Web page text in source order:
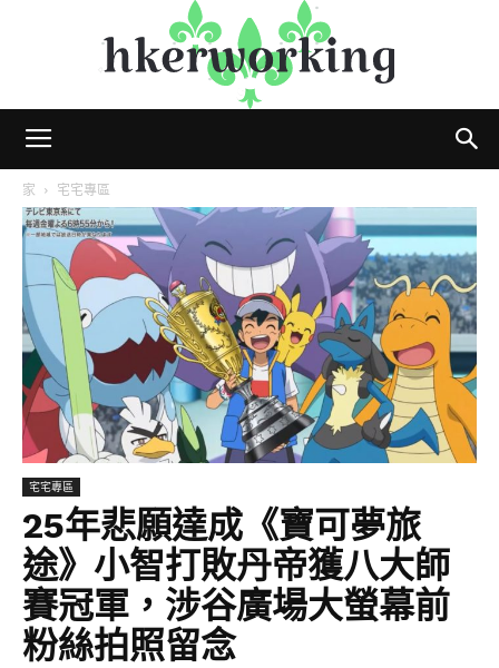
家 宅宅專區
宅宅專區
25年悲願達成《寶可夢旅
途》小智打敗丹帝獲八大師
賽冠軍，涉谷廣場大螢幕前
粉絲拍照留念